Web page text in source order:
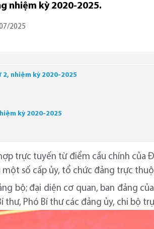
nhiệm kỳ 2020-2025.
2025
nhiệm kỳ 2020-2025
kỳ 2020-2025
trực tuyến từ điểm cầu chính của
một số cấp ủy, tổ chức đảng trực
bộ; đại diện cơ quan, ban đảng
thư, Phó Bí thư các đảng ủy, chi bộ